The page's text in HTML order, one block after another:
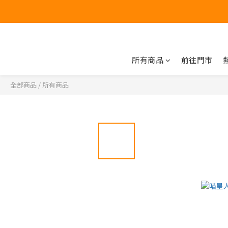
所有商品 前往門市
全部商品 / 所有商品